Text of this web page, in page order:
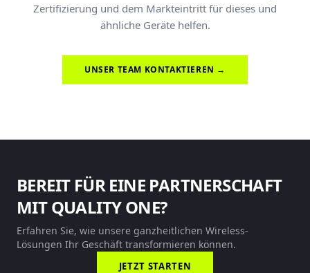
Zertifizierung und dem Markteintritt für dieses und
ähnliche Geräte helfen.
UNSER TEAM KONTAKTIEREN →
BEREIT FÜR EINE PARTNERSCHAFT
MIT QUALITY ONE?
Erfahren Sie, wie unsere ganzheitlichen Wireless-
Lösungen Ihr Geschäft transformieren können.
JETZT STARTEN